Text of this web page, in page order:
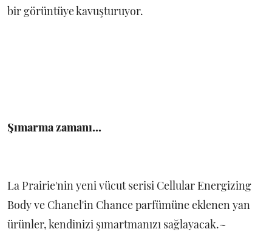
bir görüntüye kavuşturuyor.
Şımarma zamanı...
La Prairie'nin yeni vücut serisi Cellular Energizing
Body ve Chanel'in Chance parfümüne eklenen yan
ürünler, kendinizi şımartmanızı sağlayacak.~